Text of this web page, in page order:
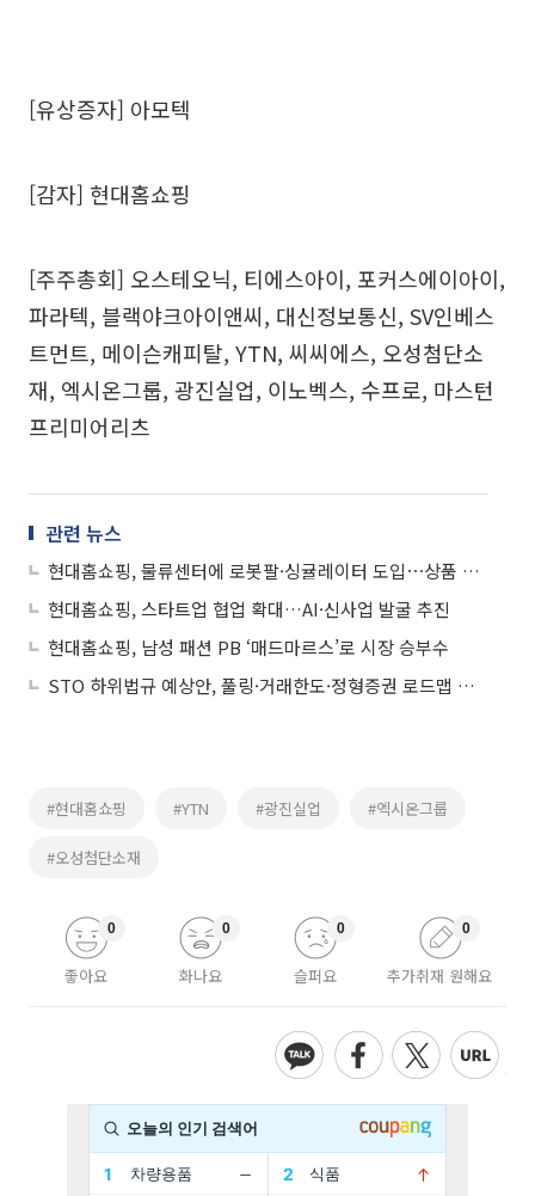
[유상증자] 아모텍
[감자] 현대홈쇼핑
[주주총회] 오스테오닉, 티에스아이, 포커스에이아이,
파라텍, 블랙야크아이앤씨, 대신정보통신, SV인베스
트먼트, 메이슨캐피탈, YTN, 씨씨에스, 오성첨단소
재, 엑시온그룹, 광진실업, 이노벡스, 수프로, 마스턴
프리미어리츠
관련 뉴스
현대홈쇼핑, 물류센터에 로봇팔·싱귤레이터 도입⋯상품 출고 시간 최대 20%↓
현대홈쇼핑, 스타트업 협업 확대…AI·신사업 발굴 추진
현대홈쇼핑, 남성 패션 PB ‘매드마르스’로 시장 승부수
STO 하위법규 예상안, 풀링·거래한도·정형증권 로드맵 제시
#현대홈쇼핑 #YTN #광진실업 #엑시온그룹
#오성첨단소재
좋아요
0
화나요
0
슬퍼요
0
추가취재 원해요
0